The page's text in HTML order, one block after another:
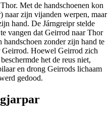
Met de handschoenen kon
naar zijn vijanden werpen, maar
hand. De Járngreipr stelde
vangen dat Geirrod naar Thor
zonder zijn hand te
Hoewel Geirrod zich
het de reus niet,
en drong Geirrods lichaam
gedood.